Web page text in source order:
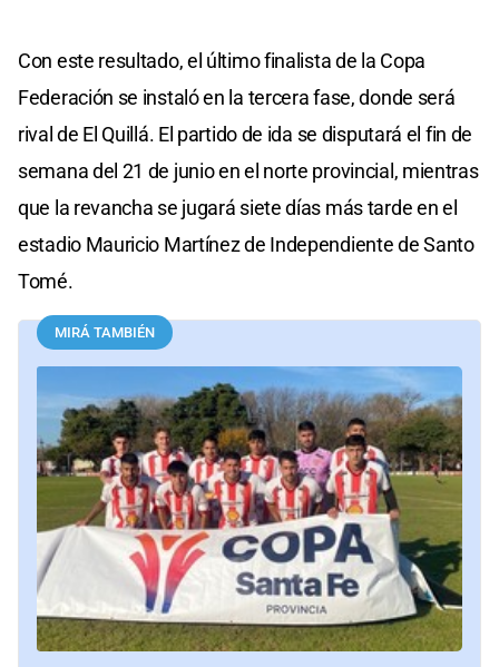
Con este resultado, el último finalista de la Copa
Federación se instaló en la tercera fase, donde será
rival de El Quillá. El partido de ida se disputará el fin de
semana del 21 de junio en el norte provincial, mientras
que la revancha se jugará siete días más tarde en el
estadio Mauricio Martínez de Independiente de Santo
Tomé.
MIRÁ TAMBIÉN